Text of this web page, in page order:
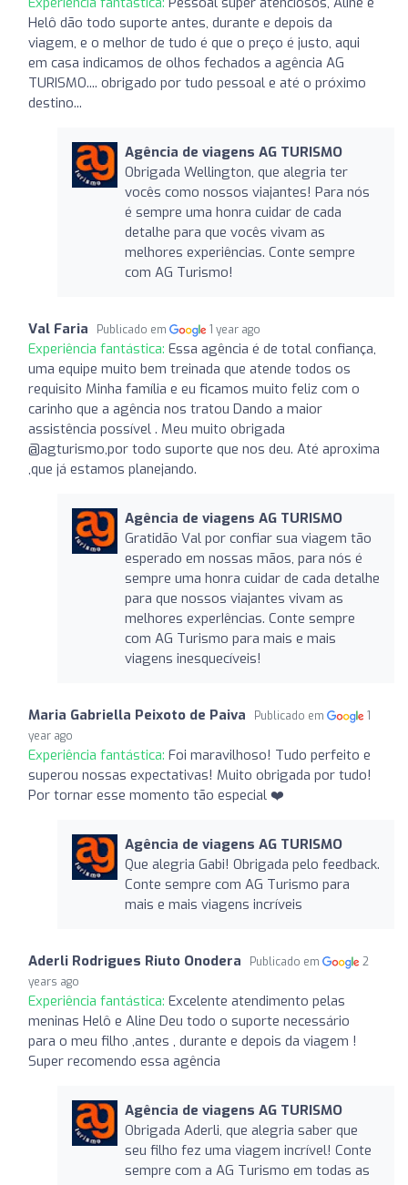
Helô dão todo suporte antes, durante e depois da
viagem, e o melhor de tudo é que o preço é justo, aqui
em casa indicamos de olhos fechados a agência AG
TURISMO.... obrigado por tudo pessoal e até o próximo
destino...
Agência de viagens AG TURISMO
Obrigada Wellington, que alegria ter
vocês como nossos viajantes! Para nós
é sempre uma honra cuidar de cada
detalhe para que vocês vivam as
melhores experiências. Conte sempre
com AG Turismo!
Val Faria Publicado em 1 year ago
Experiência fantástica: Essa agência é de total confiança,
uma equipe muito bem treinada que atende todos os
requisito Minha família e eu ficamos muito feliz com o
carinho que a agência nos tratou Dando a maior
assistência possível . Meu muito obrigada
@agturismo,por todo suporte que nos deu. Até aproxima
,que já estamos planejando.
Agência de viagens AG TURISMO
Gratidão Val por confiar sua viagem tão
esperado em nossas mãos, para nós é
sempre uma honra cuidar de cada detalhe
para que nossos viajantes vivam as
melhores experIências. Conte sempre
com AG Turismo para mais e mais
viagens inesquecíveis!
Maria Gabriella Peixoto de Paiva Publicado em
1
year ago
Experiência fantástica: Foi maravilhoso! Tudo perfeito e
superou nossas expectativas! Muito obrigada por tudo!
Por tornar esse momento tão especial ❤️
Agência de viagens AG TURISMO
Que alegria Gabi! Obrigada pelo feedback.
Conte sempre com AG Turismo para
mais e mais viagens incríveis
Aderli Rodrigues Riuto Onodera Publicado em
2
years ago
Experiência fantástica: Excelente atendimento pelas
meninas Helô e Aline Deu todo o suporte necessário
para o meu filho ,antes , durante e depois da viagem !
Super recomendo essa agência
Agência de viagens AG TURISMO
Obrigada Aderli, que alegria saber que
seu filho fez uma viagem incrível! Conte
sempre com a AG Turismo em todas as